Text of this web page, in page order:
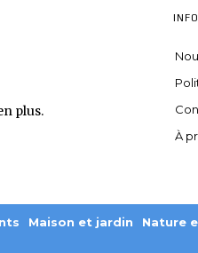
plus.
À
Maison et jardin Nature